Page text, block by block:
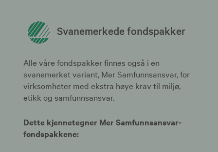
Svanemerkede fondspakker
Alle våre fondspakker finnes også i en
svanemerket variant, Mer Samfunnsansvar, for
virksomheter med ekstra høye krav til miljø,
etikk og samfunnsansvar.
Dette kjennetegner Mer Samfunnsansvar-
fondspakkene: